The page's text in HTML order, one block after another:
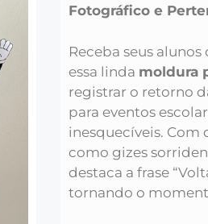
Fotográfico e
Receba seus
essa linda moldura
registrar o retorno
para eventos
inesquecíveis. Com
como gizes
destaca a frase
tornando o